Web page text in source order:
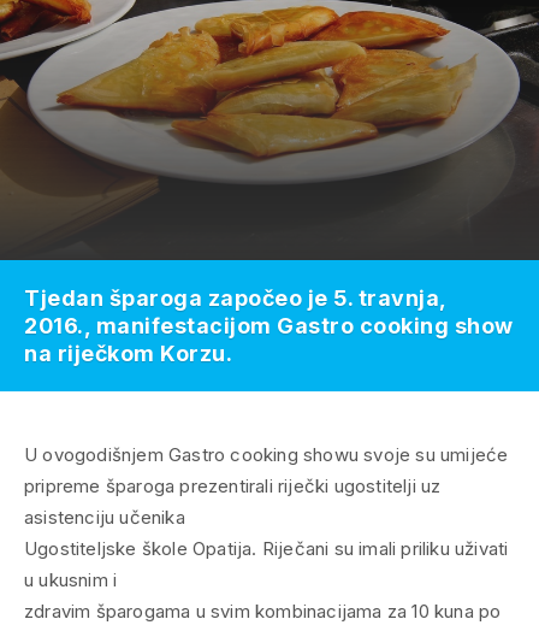
U ovogodišnjem Gastro cooking showu svoje su umijeće
pripreme šparoga prezentirali riječki ugostitelji uz
asistenciju učenika
Ugostiteljske škole Opatija. Riječani su imali priliku uživati
u ukusnim i
zdravim šparogama u svim kombinacijama za 10 kuna po
Tjedan šparoga započeo je 5. travnja,
2016., manifestacijom Gastro cooking show
na riječkom Korzu.